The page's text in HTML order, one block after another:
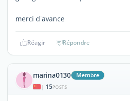
merci d'avance
Réagir Répondre
marina0130 Membre
| 15POSTS